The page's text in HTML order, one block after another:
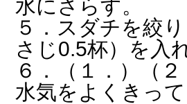
水にさらす。
５．スダチを絞
さじ0.5杯）を入
６．（１．）（
水気をよくきっ